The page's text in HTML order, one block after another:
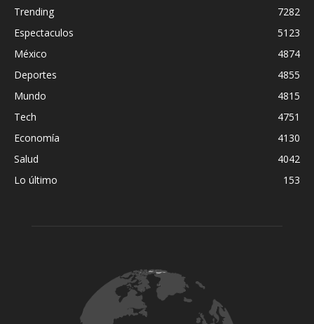
Trending
7282
Espectaculos
5123
México
4874
Deportes
4855
Mundo
4815
Tech
4751
Economía
4130
Salud
4042
Lo último
153